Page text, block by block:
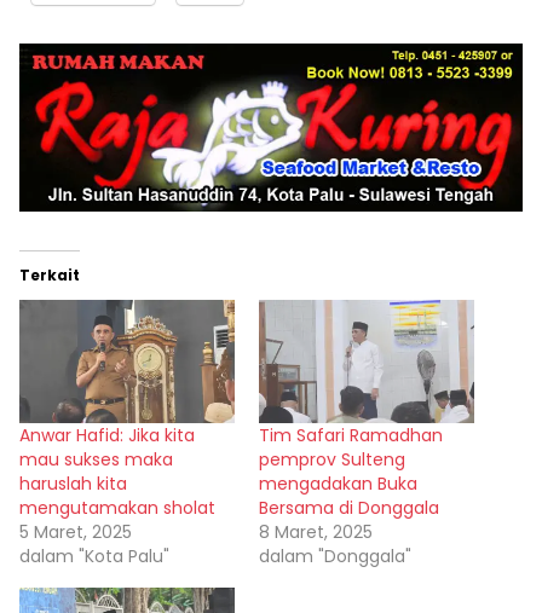
Terkait
Anwar Hafid: Jika kita
mau sukses maka
haruslah kita
mengutamakan sholat
5 Maret, 2025
dalam "Kota Palu"
Tim Safari Ramadhan
pemprov Sulteng
mengadakan Buka
Bersama di Donggala
8 Maret, 2025
dalam "Donggala"